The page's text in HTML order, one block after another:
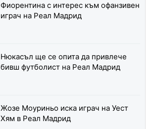
Фиорентина с интерес към офанзивен
играч на Реал Мадрид
Нюкасъл ще се опита да привлече
бивш футболист на Реал Мадрид
Жозе Моуриньо иска играч на Уест
Хям в Реал Мадрид